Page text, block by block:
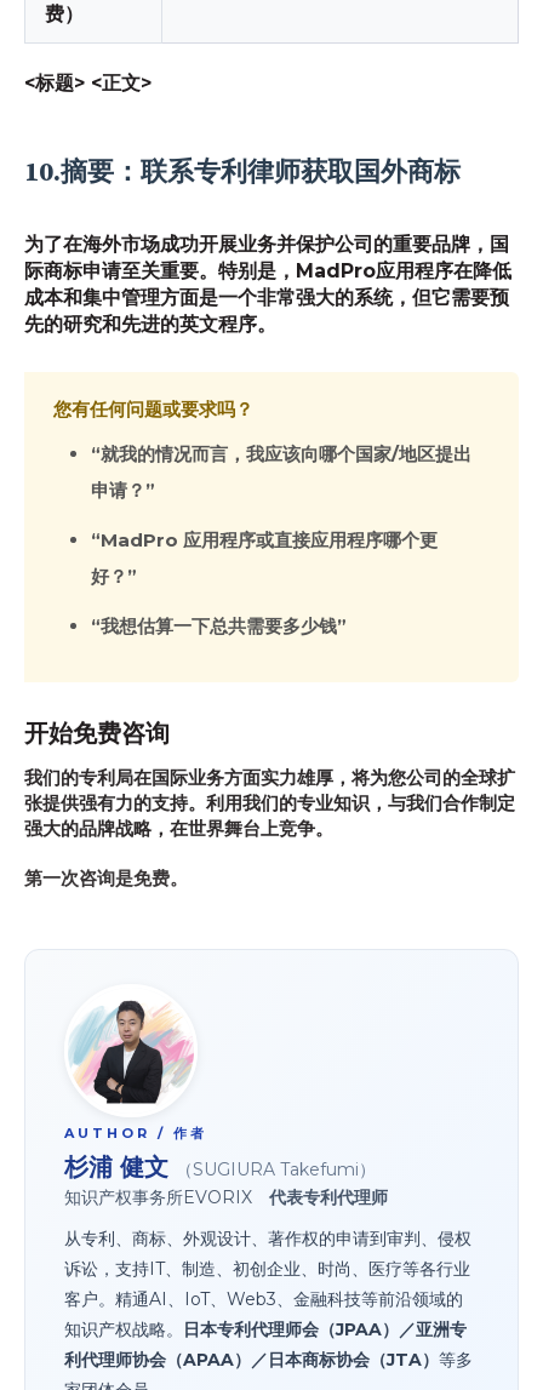
费）
<标题> <正文>
10.摘要：联系专利律师获取国外商标
为了在海外市场成功开展业务并保护公司的重要品牌， 国
际商标申请至关重要。特别是，MadPro应用程序在降低
成本和集中管理方面是一个非常强大的系统，但它需要预
先的研究和先进的英文程序。
您有任何问题或要求吗？
“就我的情况而言，我应该向哪个国家/地区提出
申请？”
“MadPro 应用程序或直接应用程序哪个更
好？”
“我想估算一下总共需要多少钱”
开始免费咨询
我们的专利局在国际业务方面实力雄厚，将为您公司的全球扩
张提供强有力的支持。利用我们的专业知识，与我们合作制定
强大的品牌战略，在世界舞台上竞争。
第一次咨询是免费。
AUTHOR / 作者
杉浦 健文
（SUGIURA Takefumi）
知识产权事务所EVORIX 代表专利代理师
从专利、商标、外观设计、著作权的申请到审判、侵权
诉讼，支持IT、制造、初创企业、时尚、医疗等各行业
客户。精通AI、IoT、Web3、金融科技等前沿领域的
知识产权战略。
日本专利代理师会（JPAA）／亚洲专
利代理师协会（APAA）／日本商标协会（JTA） 等多